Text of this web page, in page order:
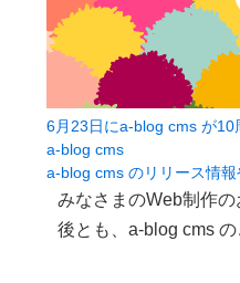
6月23日にa-blog cms が
a-blog cms
a-blog cms のリリース情報
みなさまのWeb制作
後とも、a-blog cms